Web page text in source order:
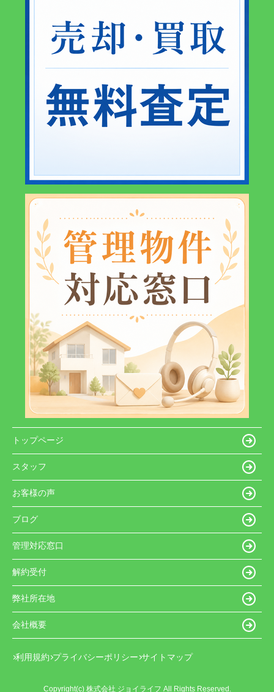
トップページ
スタッフ
お客様の声
ブログ
管理対応窓口
解約受付
弊社所在地
会社概要
利用規約 プライバシーポリシー サイトマップ
Copyright(c) 株式会社 ジョイライフ All Rights Reserved.